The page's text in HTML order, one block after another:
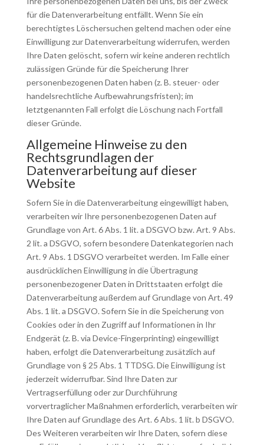
für die Datenverarbeitung entfällt. Wenn Sie ein
berechtigtes Löschersuchen geltend machen oder eine
Einwilligung zur Datenverarbeitung widerrufen, werden
Ihre Daten gelöscht, sofern wir keine anderen rechtlich
zulässigen Gründe für die Speicherung Ihrer
personenbezogenen Daten haben (z. B. steuer- oder
handelsrechtliche Aufbewahrungsfristen); im
letztgenannten Fall erfolgt die Löschung nach Fortfall
dieser Gründe.
Allgemeine Hinweise zu den
Rechtsgrundlagen der
Datenverarbeitung auf dieser
Website
Sofern Sie in die Datenverarbeitung eingewilligt haben,
verarbeiten wir Ihre personenbezogenen Daten auf
Grundlage von Art. 6 Abs. 1 lit. a DSGVO bzw. Art. 9 Abs.
2 lit. a DSGVO, sofern besondere Datenkategorien nach
Art. 9 Abs. 1 DSGVO verarbeitet werden. Im Falle einer
ausdrücklichen Einwilligung in die Übertragung
personenbezogener Daten in Drittstaaten erfolgt die
Datenverarbeitung außerdem auf Grundlage von Art. 49
Abs. 1 lit. a DSGVO. Sofern Sie in die Speicherung von
Cookies oder in den Zugriff auf Informationen in Ihr
Endgerät (z. B. via Device-Fingerprinting) eingewilligt
haben, erfolgt die Datenverarbeitung zusätzlich auf
Grundlage von § 25 Abs. 1 TTDSG. Die Einwilligung ist
jederzeit widerrufbar. Sind Ihre Daten zur
Vertragserfüllung oder zur Durchführung
vorvertraglicher Maßnahmen erforderlich, verarbeiten wir
Ihre Daten auf Grundlage des Art. 6 Abs. 1 lit. b DSGVO.
Des Weiteren verarbeiten wir Ihre Daten, sofern diese